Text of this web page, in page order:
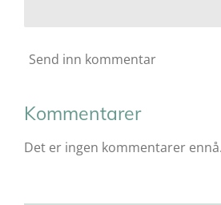
Send inn kommentar
Kommentarer
Det er ingen kommentarer ennå.